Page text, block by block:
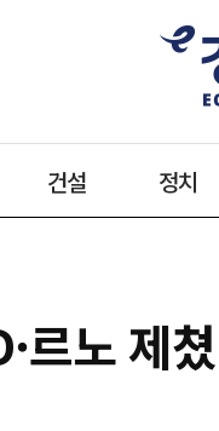
건설 정치
르노 제